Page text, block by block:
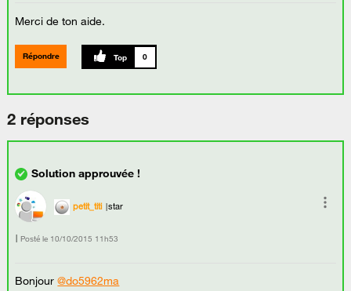
Merci de ton aide.
Répondre 0
2 réponses
petit_titi star
Posté le ‎10/10/2015 11h53
Bonjour@do5962ma